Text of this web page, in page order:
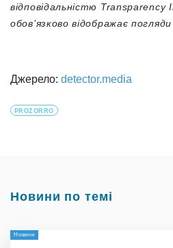
відповідальністю
обов’язково відображає
Джерело: detector.media
PROZORRO
Новини по темі
Новини